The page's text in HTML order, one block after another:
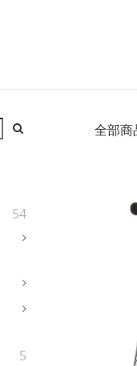
54
5
全部商